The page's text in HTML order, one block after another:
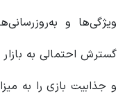
ویژگی‌ها و
گسترش‌ احتمالی به بازار NFT و
و جذابیت بازی را به